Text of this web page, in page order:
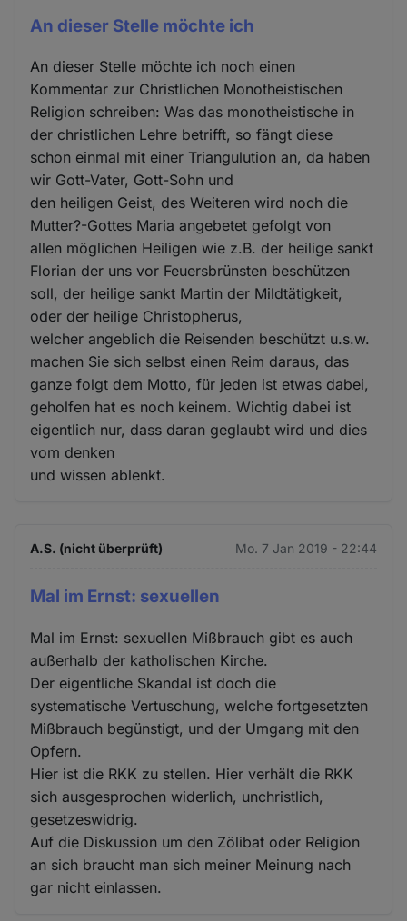
An dieser Stelle möchte ich
An dieser Stelle möchte ich noch einen
Kommentar zur Christlichen Monotheistischen
Religion schreiben: Was das monotheistische in
der christlichen Lehre betrifft, so fängt diese
schon einmal mit einer Triangulution an, da haben
wir Gott-Vater, Gott-Sohn und
den heiligen Geist, des Weiteren wird noch die
Mutter?-Gottes Maria angebetet gefolgt von
allen möglichen Heiligen wie z.B. der heilige sankt
Florian der uns vor Feuersbrünsten beschützen
soll, der heilige sankt Martin der Mildtätigkeit,
oder der heilige Christopherus,
welcher angeblich die Reisenden beschützt u.s.w.
machen Sie sich selbst einen Reim daraus, das
ganze folgt dem Motto, für jeden ist etwas dabei,
geholfen hat es noch keinem. Wichtig dabei ist
eigentlich nur, dass daran geglaubt wird und dies
vom denken
und wissen ablenkt.
A.S. (nicht überprüft) Mo. 7 Jan 2019 - 22:44
Mal im Ernst: sexuellen
Mal im Ernst: sexuellen Mißbrauch gibt es auch
außerhalb der katholischen Kirche.
Der eigentliche Skandal ist doch die
systematische Vertuschung, welche fortgesetzten
Mißbrauch begünstigt, und der Umgang mit den
Opfern.
Hier ist die RKK zu stellen. Hier verhält die RKK
sich ausgesprochen widerlich, unchristlich,
gesetzeswidrig.
Auf die Diskussion um den Zölibat oder Religion
an sich braucht man sich meiner Meinung nach
gar nicht einlassen.